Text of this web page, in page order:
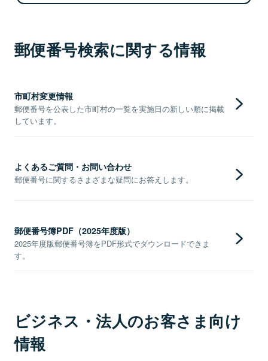
郵便番号検索に関する情報
市町村変更情報
郵便番号を公表した市町村の一覧を実施日の新しい順に掲載
しています。
よくあるご質問・お問い合わせ
郵便番号に関するさまざまな疑問にお答えします。
郵便番号簿PDF（2025年度版）
2025年度版郵便番号簿をPDF形式でダウンロードできま
す。
ビジネス・法人のお客さま向け
情報